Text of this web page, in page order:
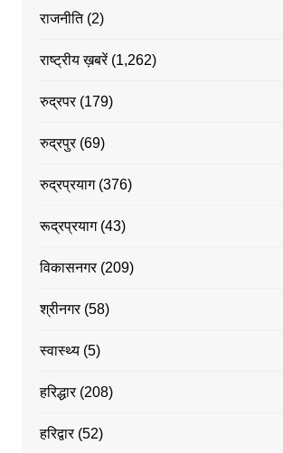
राजनीति(2)
राष्ट्रीय ख़बरें(1,262)
रुद्रपर(179)
रुद्रपुर(69)
रुद्रप्रयाग(376)
रूद्रप्रयाग(43)
विकासनगर(209)
श्रीनगर(58)
स्वास्थ्य(5)
हरिद्धार(208)
हरिद्वार(52)